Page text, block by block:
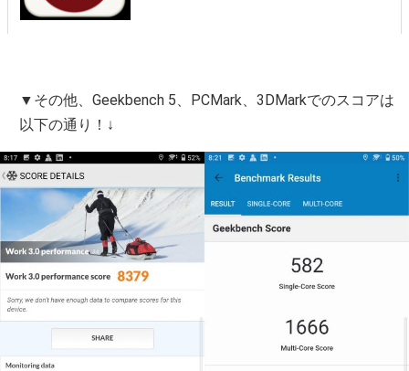
▼その他、Geekbench 5、PCMark、3DMarkでのスコアは
以下の通り！↓